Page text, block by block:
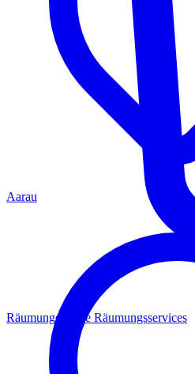
Räumungen Alle Räumungsservices
Aarau